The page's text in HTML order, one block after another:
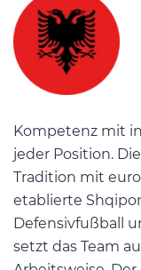
Kompetenz mit
jeder Position.
Tradition mit
etablierte
Defensivfußball
setzt das Team